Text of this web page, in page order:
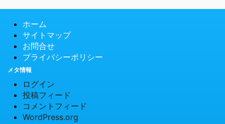
ホーム
サイトマップ
お問合せ
プライバシーポリシー
メタ情報
ログイン
投稿フィード
コメントフィード
WordPress.org